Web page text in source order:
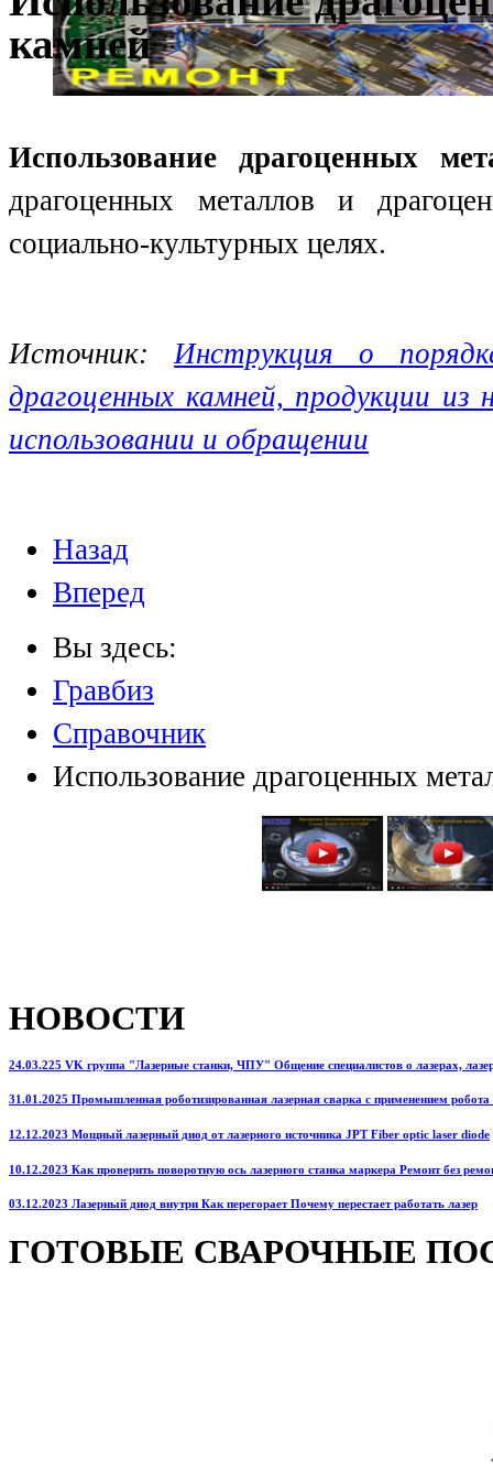
камней
Использование драгоценных
драгоценных металлов и
социально-культурных целях.
Источник: Инструкция о
драгоценных камней, продукции
использовании и обращении
Назад
Вперед
Вы здесь:
Гравбиз
Справочник
Использование драгоценных
НОВОСТИ
24.03.225 VK группа "Лазерные станки, ЧПУ" Общение специалистов о лазерах,
31.01.2025 Промышленная роботизированная лазерная сварка с применением
12.12.2023 Мощный лазерный диод от лазерного источника JPT Fiber optic laser diode
10.12.2023 Как проверить поворотную ось лазерного станка маркера Ремонт без
03.12.2023 Лазерный диод внутри Как перегорает Почему перестает работать лазер
ГОТОВЫЕ СВАРОЧНЫЕ